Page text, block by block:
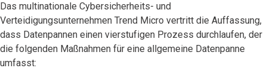
Das multinationale Cybersicherheits- und
Verteidigungsunternehmen Trend Micro vertritt die Auffassung,
dass Datenpannen einen vierstufigen Prozess durchlaufen, der
die folgenden Maßnahmen für eine allgemeine Datenpanne
umfasst: